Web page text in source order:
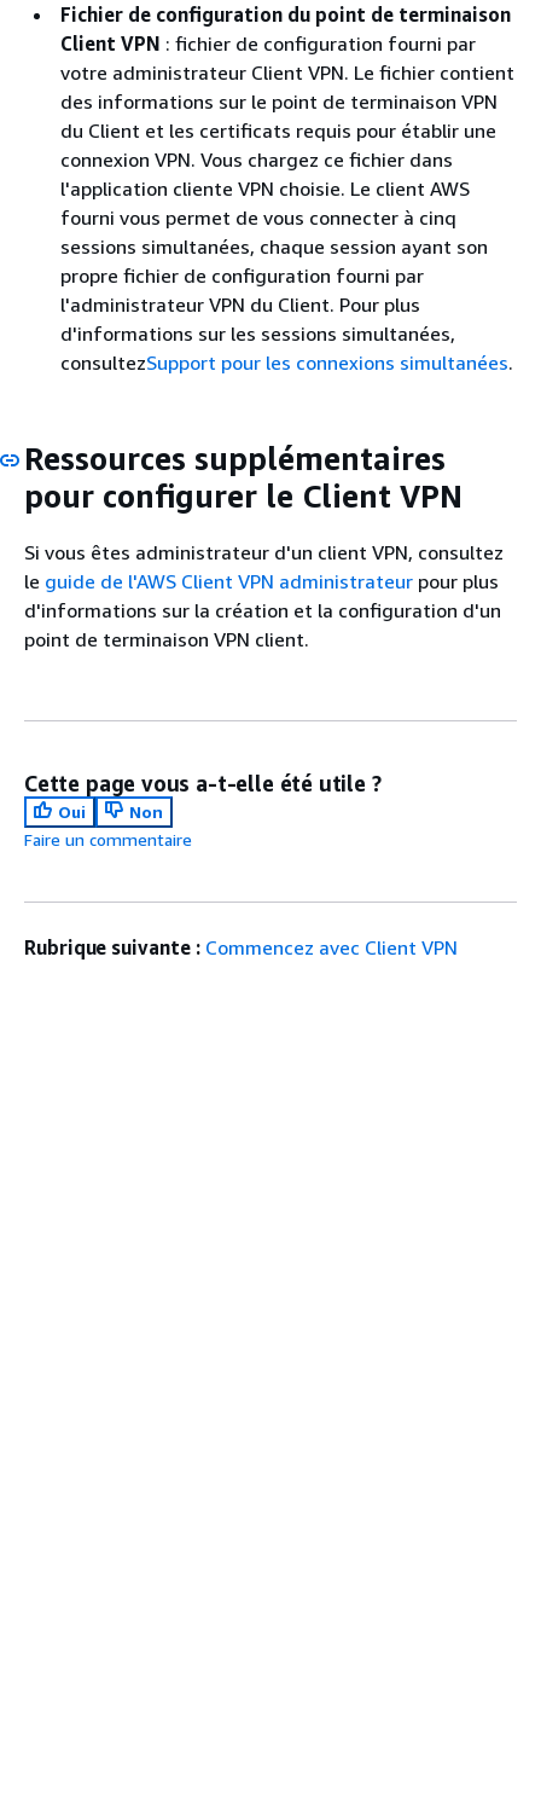
Fichier de configuration du point de terminaison
Client VPN : fichier de configuration fourni par
votre administrateur Client VPN. Le fichier contient
des informations sur le point de terminaison VPN
du Client et les certificats requis pour établir une
connexion VPN. Vous chargez ce fichier dans
l'application cliente VPN choisie. Le client AWS
fourni vous permet de vous connecter à cinq
sessions simultanées, chaque session ayant son
propre fichier de configuration fourni par
l'administrateur VPN du Client. Pour plus
d'informations sur les sessions simultanées,
consultezSupport pour les connexions simultanées.
Ressources supplémentaires
pour configurer le Client VPN
Si vous êtes administrateur d'un client VPN, consultez
le guide de l'AWS Client VPN administrateur pour plus
d'informations sur la création et la configuration d'un
point de terminaison VPN client.
Cette page vous a-t-elle été utile ?
Oui
Non
Faire un commentaire
Rubrique suivante : Commencez avec Client VPN